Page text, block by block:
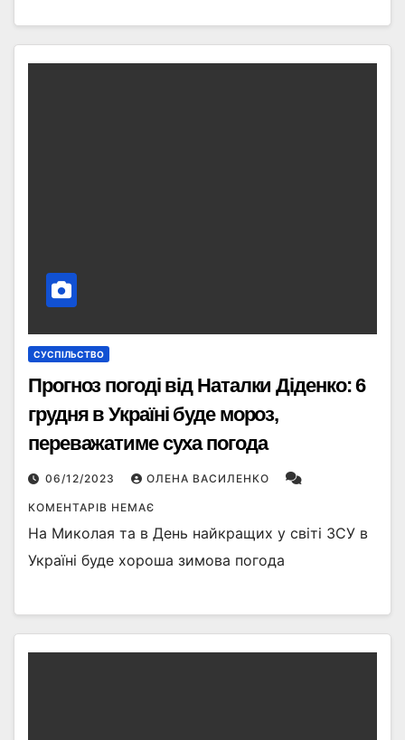
СУСПІЛЬСТВО
Прогноз погоді від Наталки Діденко: 6
грудня в Україні буде мороз,
переважатиме суха погода
06/12/2023 ОЛЕНА ВАСИЛЕНКО
КОМЕНТАРІВ НЕМАЄ
На Миколая та в День найкращих у світі ЗСУ в
Україні буде хороша зимова погода